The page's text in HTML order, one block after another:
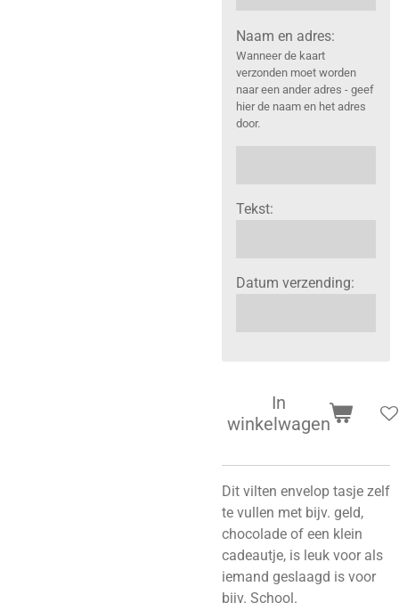
Naam en adres:
Wanneer de kaart
verzonden moet worden
naar een ander adres - geef
hier de naam en het adres
door.
Tekst:
Datum verzending:
In
winkelwagen
Dit vilten envelop tasje zelf
te vullen met bijv. geld,
chocolade of een klein
cadeautje, is leuk voor als
iemand geslaagd is voor
bijv. School.